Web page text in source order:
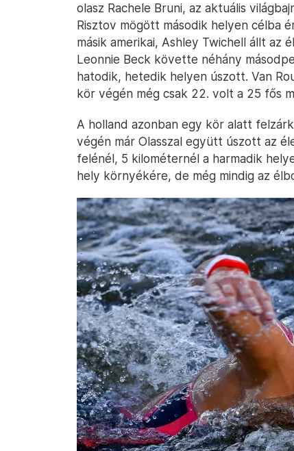
olasz Rachele Bruni, az aktuális
Risztov mögött második helyen célba
másik amerikai, Ashley Twichell állt az
Leonnie Beck követte néhány
hatodik, hetedik helyen úszott. Van
kör végén még csak 22. volt a 25 fős
A holland azonban egy kör alatt
végén már Olasszal együtt úszott az
felénél, 5 kilométernél a harmadik
hely környékére, de még mindig az